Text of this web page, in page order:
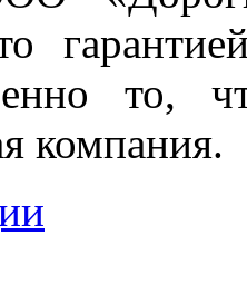
то,
компания.